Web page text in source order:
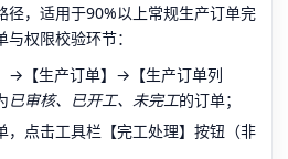
径，适用于90%以上常规生产订单完
权限校验环节：
→【生产订单】→【生产订单列
已审核、已开工、未完工的订单；
，点击工具栏【完工处理】按钮（非